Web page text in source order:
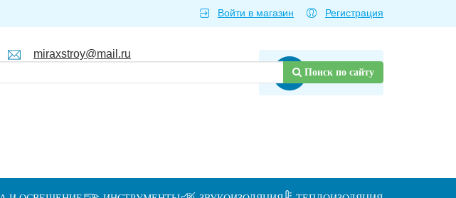
Войти в магазин Регистрация
Товаров нет
miraxstroy@mail.ru
Поиск по сайту